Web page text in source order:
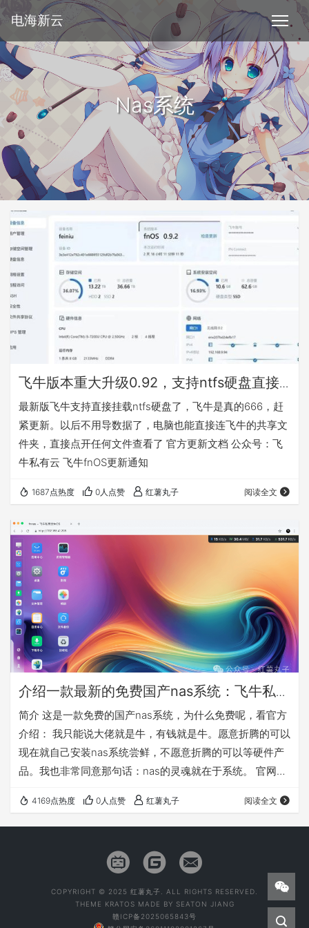
电海新云
Nas系统
飞牛版本重大升级0.92，支持ntfs硬盘直接
挂载
最新版飞牛支持直接挂载ntfs硬盘了，飞牛是真的666，赶
紧更新。以后不用导数据了，电脑也能直接连飞牛的共享文
件夹，直接点开任何文件查看了 官方更新文档 公众号：飞
牛私有云 飞牛fnOS更新通知
1687点热度 0人点赞 红薯丸子 阅读全文
介绍一款最新的免费国产nas系统：飞牛私有
云fnOS
简介 这是一款免费的国产nas系统，为什么免费呢，看官方
介绍： 我只能说大佬就是牛，有钱就是牛。愿意折腾的可以
现在就自己安装nas系统尝鲜，不愿意折腾的可以等硬件产
品。我也非常同意那句话：nas的灵魂就在于系统。 官网：
https://help.fnnas.com/articles/fnosV1/start/install-
os.md 先对这款nas系统做个简单介绍，因为公测版本是
的数据！！！ 这款…
4169点热度 0人点赞 红薯丸子 阅读全文
COPYRIGHT © 2025 红薯丸子. ALL RIGHTS RESERVED.
THEME KRATOS MADE BY SEATON JIANG
赣ICP备2025065843号